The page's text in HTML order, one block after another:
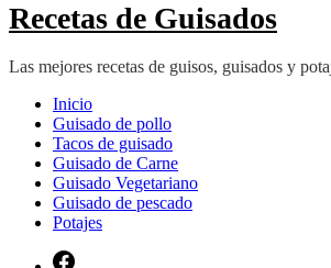
Recetas de Guisados
Las mejores recetas de guisos, guisados y
Inicio
Guisado de pollo
Tacos de guisado
Guisado de Carne
Guisado Vegetariano
Guisado de pescado
Potajes